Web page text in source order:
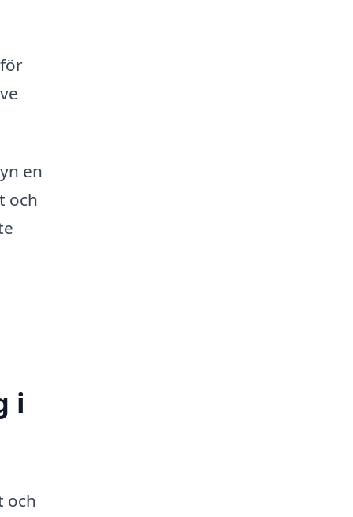
en
och
i
och